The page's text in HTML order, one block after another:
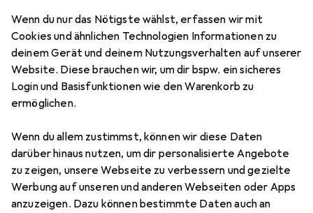
Wenn du nur das Nötigste wählst, erfassen wir mit
Cookies und ähnlichen Technologien Informationen zu
deinem Gerät und deinem Nutzungsverhalten auf unserer
Website. Diese brauchen wir, um dir bspw. ein sicheres
Login und Basisfunktionen wie den Warenkorb zu
ermöglichen.
Wenn du allem zustimmst, können wir diese Daten
darüber hinaus nutzen, um dir personalisierte Angebote
zu zeigen, unsere Webseite zu verbessern und gezielte
Werbung auf unseren und anderen Webseiten oder Apps
anzuzeigen. Dazu können bestimmte Daten auch an
Kategorien anzeigen